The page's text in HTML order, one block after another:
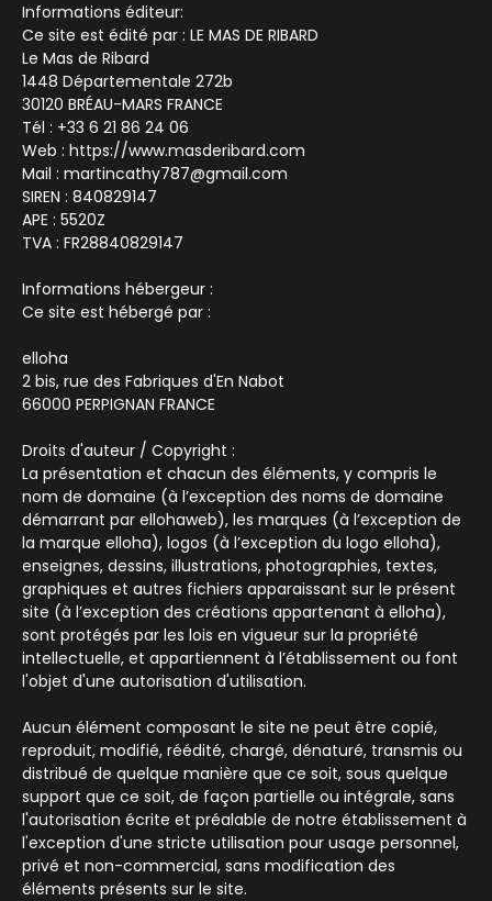
Informations éditeur:
Ce site est édité par : LE MAS DE RIBARD
Le Mas de Ribard
1448 Départementale 272b
30120 BRÉAU-MARS FRANCE
Tél : +33 6 21 86 24 06
Web : https://www.masderibard.com
Mail : martincathy787@gmail.com
SIREN : 840829147
APE : 5520Z
TVA : FR28840829147
Informations hébergeur :
Ce site est hébergé par :
elloha
2 bis, rue des Fabriques d'En Nabot
66000 PERPIGNAN FRANCE
Droits d'auteur / Copyright :
La présentation et chacun des éléments, y compris le
nom de domaine (à l’exception des noms de domaine
démarrant par ellohaweb), les marques (à l’exception de
la marque elloha), logos (à l’exception du logo elloha),
enseignes, dessins, illustrations, photographies, textes,
graphiques et autres fichiers apparaissant sur le présent
site (à l’exception des créations appartenant à elloha),
sont protégés par les lois en vigueur sur la propriété
intellectuelle, et appartiennent à l’établissement ou font
l'objet d'une autorisation d'utilisation.
Aucun élément composant le site ne peut être copié,
reproduit, modifié, réédité, chargé, dénaturé, transmis ou
distribué de quelque manière que ce soit, sous quelque
support que ce soit, de façon partielle ou intégrale, sans
l'autorisation écrite et préalable de notre établissement à
l'exception d'une stricte utilisation pour usage personnel,
privé et non-commercial, sans modification des
éléments présents sur le site.